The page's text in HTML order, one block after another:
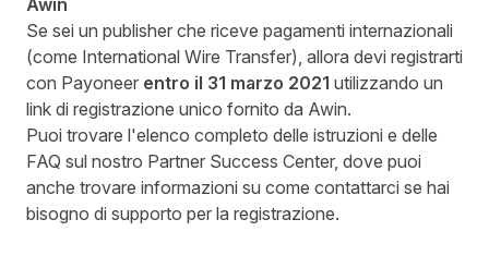
Se sei un publisher che riceve pagamenti internazionali
(come International Wire Transfer), allora devi registrarti
con Payoneer entro il 31 marzo 2021 utilizzando un
link di registrazione unico fornito da Awin.
Puoi trovare l'elenco completo delle istruzioni e delle
FAQ sul nostro Partner Success Center, dove puoi
anche trovare informazioni su come contattarci se hai
bisogno di supporto per la registrazione.